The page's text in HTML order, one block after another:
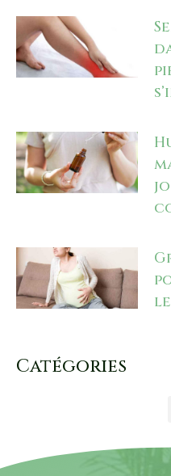
Catégories